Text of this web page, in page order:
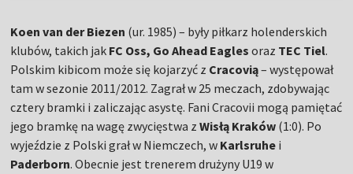
Koen van der Biezen (ur. 1985) – były piłkarz holenderskich
klubów, takich jak FC Oss, Go Ahead Eagles oraz TEC Tiel.
Polskim kibicom może się kojarzyć z Cracovią– występował
tam w sezonie 2011/2012. Zagrał w 25 meczach, zdobywając
cztery bramki i zaliczając asystę. Fani Cracovii mogą pamiętać
jego bramkę na wagę zwycięstwa zWisłą Kraków (1:0). Po
wyjeździe z Polski grał w Niemczech, w Karlsruhe i
Paderborn. Obecnie jest trenerem drużyny U19 w